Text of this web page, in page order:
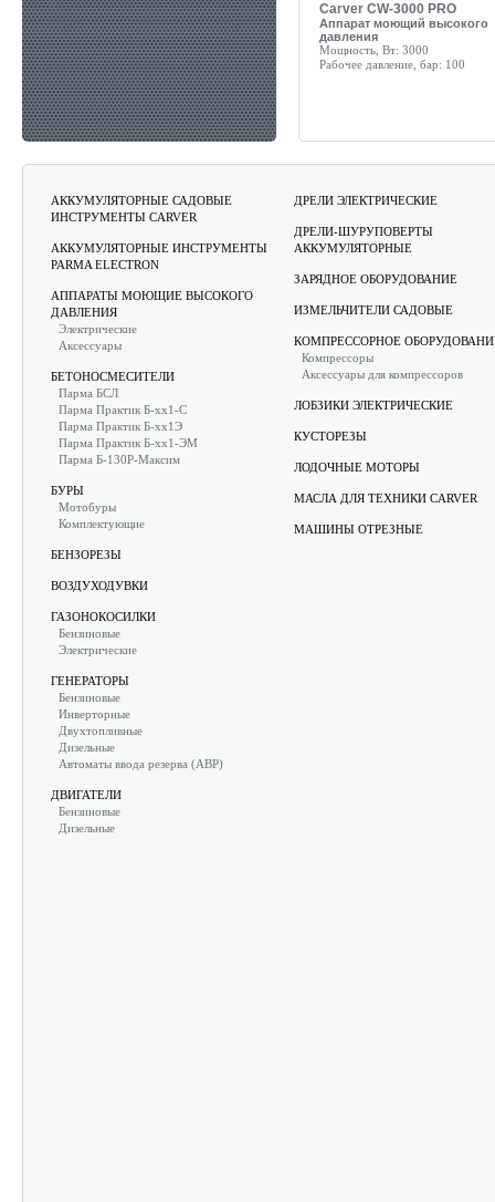
Carver CW-3000 PRO
Аппарат моющий высокого
давления
Мощность, Вт: 3000
Рабочее давление, бар: 100
АККУМУЛЯТОРНЫЕ САДОВЫЕ
ИНСТРУМЕНТЫ CARVER
АККУМУЛЯТОРНЫЕ ИНСТРУМЕНТЫ
PARMA ELECTRON
АППАРАТЫ МОЮЩИЕ ВЫСОКОГО
ДАВЛЕНИЯ
Электрические
Аксессуары
БЕТОНОСМЕСИТЕЛИ
Парма БСЛ
Парма Практик Б-хх1-С
Парма Практик Б-хх1Э
Парма Практик Б-хх1-ЭМ
Парма Б-130Р-Максим
БУРЫ
Мотобуры
Комплектующие
БЕНЗОРЕЗЫ
ВОЗДУХОДУВКИ
ГАЗОНОКОСИЛКИ
Бензиновые
Электрические
ГЕНЕРАТОРЫ
Бензиновые
Инверторные
Двухтопливные
Дизельные
Автоматы ввода резерва (АВР)
ДВИГАТЕЛИ
Бензиновые
Дизельные
ДРЕЛИ ЭЛЕКТРИЧЕСКИЕ
ДРЕЛИ-ШУРУПОВЕРТЫ
АККУМУЛЯТОРНЫЕ
ЗАРЯДНОЕ ОБОРУДОВАНИЕ
ИЗМЕЛЬЧИТЕЛИ САДОВЫЕ
КОМПРЕССОРНОЕ
Компрессоры
Аксессуары для компрессоров
ЛОБЗИКИ ЭЛЕКТРИЧЕСКИЕ
КУСТОРЕЗЫ
ЛОДОЧНЫЕ МОТОРЫ
МАСЛА ДЛЯ ТЕХНИКИ CARVER
МАШИНЫ ОТРЕЗНЫЕ